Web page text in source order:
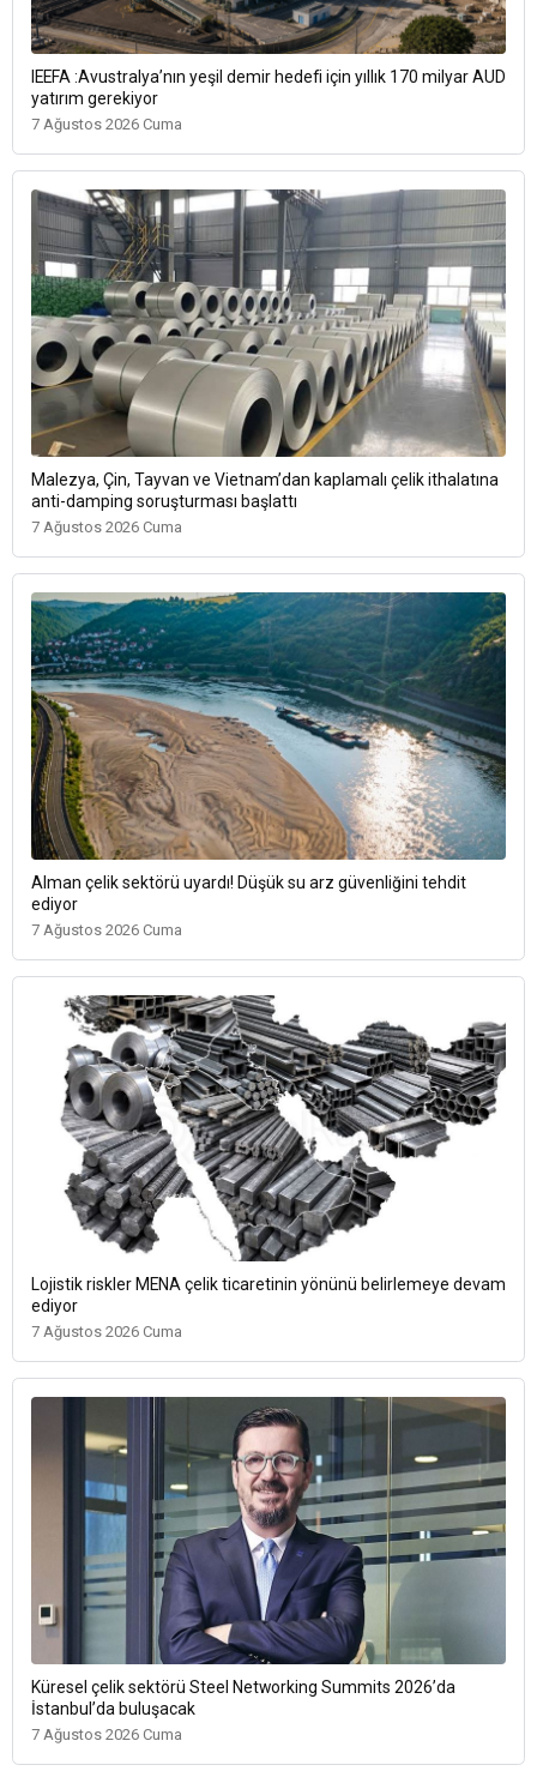
IEEFA :Avustralya’nın yeşil demir hedefi için yıllık 170 milyar AUD
yatırım gerekiyor
7 Ağustos 2026 Cuma
Malezya, Çin, Tayvan ve Vietnam’dan kaplamalı çelik ithalatına
anti-damping soruşturması başlattı
7 Ağustos 2026 Cuma
Alman çelik sektörü uyardı! Düşük su arz güvenliğini tehdit
ediyor
7 Ağustos 2026 Cuma
Lojistik riskler MENA çelik ticaretinin yönünü belirlemeye devam
ediyor
7 Ağustos 2026 Cuma
Küresel çelik sektörü Steel Networking Summits 2026’da
İstanbul’da buluşacak
7 Ağustos 2026 Cuma